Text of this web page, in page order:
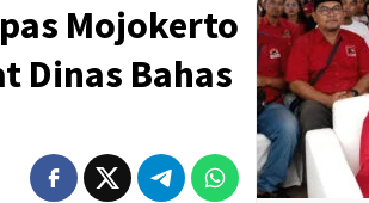
Mojokerto
Dinas Bahas